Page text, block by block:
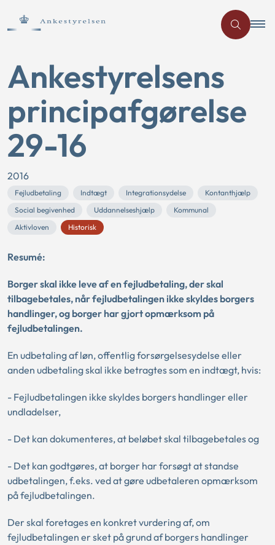
Ankestyrelsens
principafgørelse
29-16
2016
Fejludbetaling Indtægt Integrationsydelse
Kontanthjælp
Social begivenhed
Uddannelseshjælp
Kommunal
Aktivloven
Historisk
Resumé:
Borger skal ikke leve af en fejludbetaling, der skal
tilbagebetales, når fejludbetalingen ikke skyldes borgers
handlinger, og borger har gjort opmærksom på
fejludbetalingen.
En udbetaling af løn, offentlig forsørgelsesydelse eller
anden udbetaling skal ikke betragtes som en indtægt, hvis:
- Fejludbetalingen ikke skyldes borgers handlinger eller
undladelser,
- Det kan dokumenteres, at beløbet skal tilbagebetales og
- Det kan godtgøres, at borger har forsøgt at standse
udbetalingen, f.eks. ved at gøre udbetaleren opmærksom
på fejludbetalingen.
Der skal foretages en konkret vurdering af, om
fejludbetalingen er sket på grund af borgers handlinger